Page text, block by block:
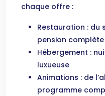
chaque offre :
Restauration : du
pension
Hébergement :
luxueuse
Animations : de
programme